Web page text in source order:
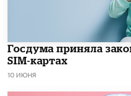
Госдума приняла
SIM-картах
10 ИЮНЯ